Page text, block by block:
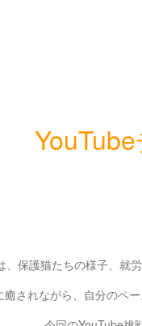
、保護猫たちの様子、就
されながら、自分のペ